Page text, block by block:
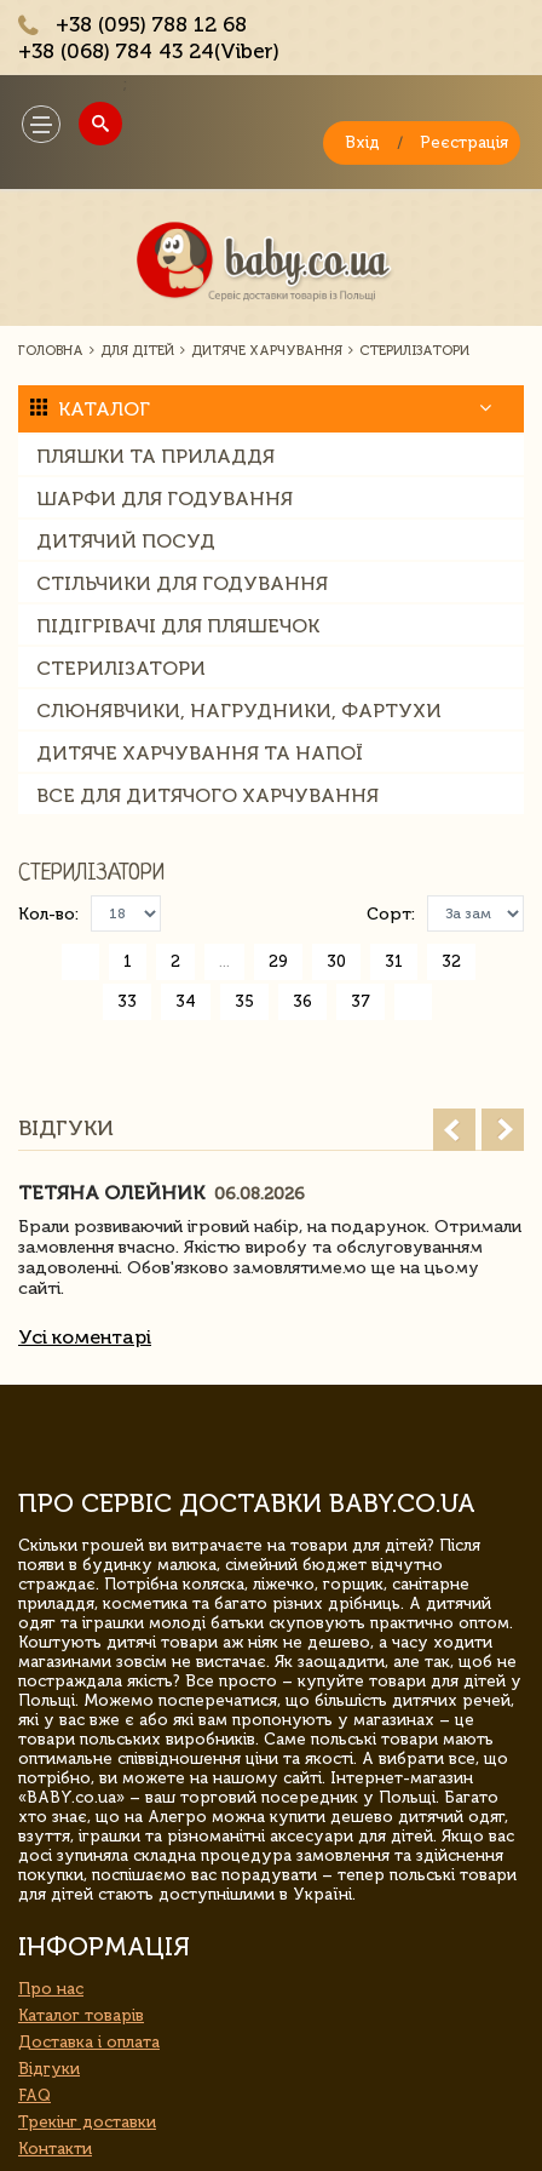
+38 (095) 788 12 68
+38 (068) 784 43 24(Viber)
Toggle
navigation
Вхід / Реєстрація
ГОЛОВНА ДЛЯ ДІТЕЙ ДИТЯЧЕ ХАРЧУВАННЯ СТЕРИЛІЗАТОРИ
КАТАЛОГ
ПЛЯШКИ ТА ПРИЛАДДЯ
ШАРФИ ДЛЯ ГОДУВАННЯ
ДИТЯЧИЙ ПОСУД
СТІЛЬЧИКИ ДЛЯ ГОДУВАННЯ
ПІДІГРІВАЧІ ДЛЯ ПЛЯШЕЧОК
СТЕРИЛІЗАТОРИ
СЛЮНЯВЧИКИ, НАГРУДНИКИ, ФАРТУХИ
ДИТЯЧЕ ХАРЧУВАННЯ ТА НАПОЇ
ВСЕ ДЛЯ ДИТЯЧОГО ХАРЧУВАННЯ
СТЕРИЛІЗАТОРИ
Кол-во: Сорт:
1 2 29 30 31 32
33 34 35 36 37
ВІДГУКИ
ТЕТЯНА ОЛЕЙНИК 06.08.2026
Брали розвиваючий ігровий набір, на подарунок. Отримали
замовлення вчасно. Якістю виробу та обслуговуванням
задоволенні. Обов'язково замовлятимемо ще на цьому
сайті.
Усі коментарі
ПРО СЕРВІС ДОСТАВКИ BABY.CO.UA
Скільки грошей ви витрачаєте на товари для дітей? Після
появи в будинку малюка, сімейний бюджет відчутно
страждає. Потрібна коляска, ліжечко, горщик, санітарне
приладдя, косметика та багато різних дрібниць. А дитячий
одяг та іграшки молоді батьки скуповують практично оптом.
Коштують дитячі товари аж ніяк не дешево, а часу ходити
магазинами зовсім не вистачає. Як заощадити, але так, щоб не
постраждала якість? Все просто – купуйте товари для дітей у
Польщі. Можемо посперечатися, що більшість дитячих речей,
які у вас вже є або які вам пропонують у магазинах – це
товари польських виробників. Саме польські товари мають
оптимальне співвідношення ціни та якості. А вибрати все, що
потрібно, ви можете на нашому сайті. Інтернет-магазин
«BABY.co.ua» – ваш торговий посередник у Польщі. Багато
хто знає, що на Алегро можна купити дешево дитячий одяг,
взуття, іграшки та різноманітні аксесуари для дітей. Якщо вас
досі зупиняла складна процедура замовлення та здійснення
покупки, поспішаємо вас порадувати – тепер польські товари
для дітей стають доступнішими в Україні.
ІНФОРМАЦІЯ
Про нас
Каталог товарів
Доставка і оплата
Відгуки
FAQ
Трекінг доставки
Контакти